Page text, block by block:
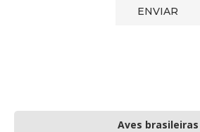
Aves brasileiras